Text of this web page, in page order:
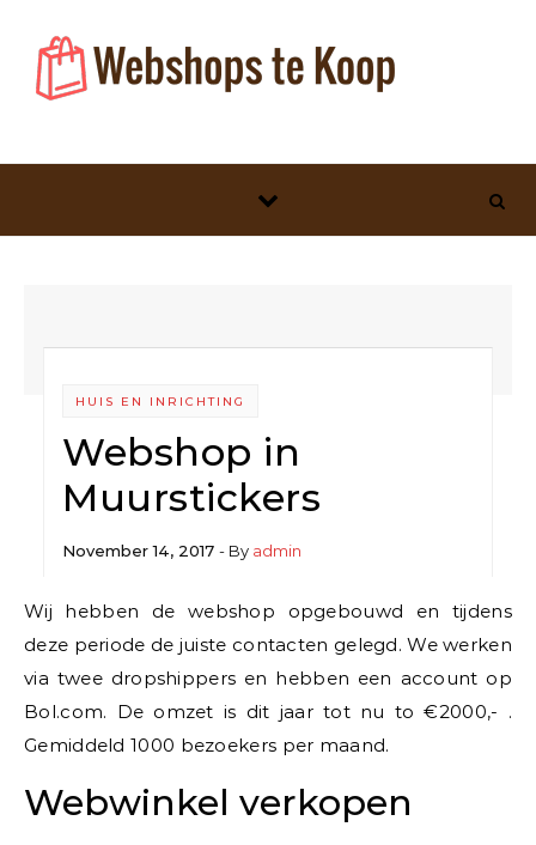
HUIS EN INRICHTING
Webshop in
Muurstickers
November 14, 2017 - By admin
Wij hebben de webshop opgebouwd en tijdens
deze periode de juiste contacten gelegd. We werken
via twee dropshippers en hebben een account op
Bol.com. De omzet is dit jaar tot nu to €2000,- .
Gemiddeld 1000 bezoekers per maand.
Webwinkel verkopen